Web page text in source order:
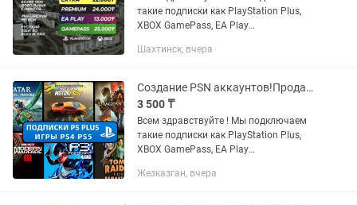
такие подписки как PlayStation Plus,
XBOX GamePass, EA Play
XBOX STORE: FC25, WUKONG, ASTRO
DUTY...
Шахтинск, вчера
Создание PSN аккаунтов!Продажа Игр Ps plus PS5 PS4 Gamepass xbox
3 500 ₸
Всем здравствуйте ! Мы подключаем
такие подписки как PlayStation Plus,
XBOX GamePass, EA Play
XBOX STORE: FC25, WUKONG, ASTRO
Жезказган, вчера